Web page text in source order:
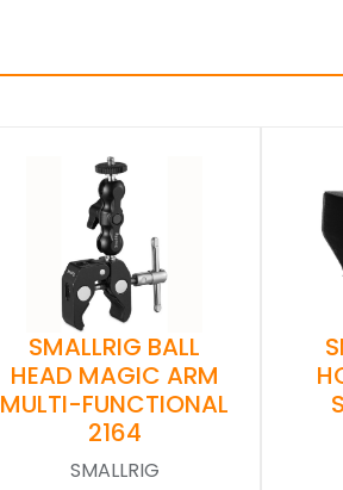
SMALLRIG BALL
HEAD MAGIC ARM
MULTI-FUNCTIONAL
2164
SMALLRIG